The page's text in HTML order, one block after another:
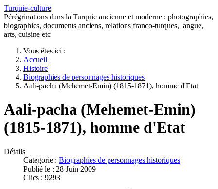
Turquie-culture
Pérégrinations dans la Turquie ancienne et moderne : photographies,
biographies, documents anciens, relations franco-turques, langue,
arts, cuisine etc
Vous êtes ici :
Accueil
Histoire
Biographies de personnages historiques
Aali-pacha (Mehemet-Emin) (1815-1871), homme d'Etat
Aali-pacha (Mehemet-Emin)
(1815-1871), homme d'Etat
Détails
Catégorie : Biographies de personnages historiques
Publié le : 28 Juin 2009
Clics : 9293